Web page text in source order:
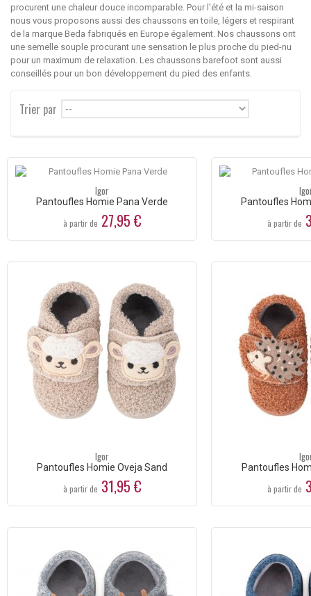
procurent une chaleur douce incomparable. Pour l'été et la mi-saison
nous vous proposons aussi des chaussons en toile, légers et respirant
de la marque Beda fabriqués en Europe également. Nos chaussons ont
une semelle souple procurant une sensation le plus proche du pied-nu
pour un maximum de relaxation. Les chaussons barefoot sont aussi
conseillés pour un bon développement du pied des enfants.
Trier par --
Igor
Pantoufles Homie Pana Verde
à partir de 27,95 €
Pantoufles
à partir de
Igor
Pantoufles Homie Oveja Sand
à partir de 31,95 €
Pantoufles
à partir de